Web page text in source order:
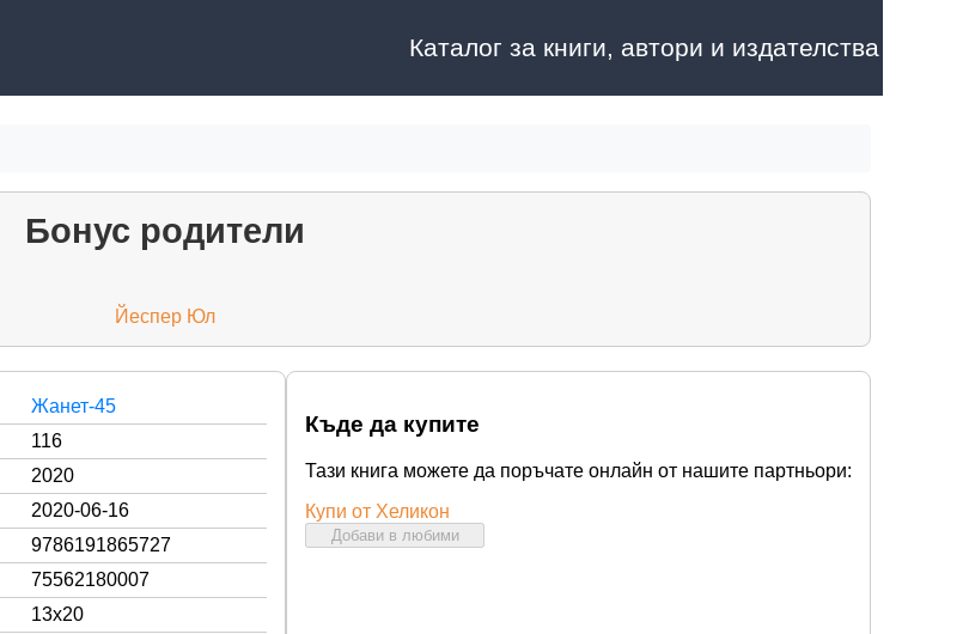
Каталог за книги, автори и издателства
Бонус родители
Йеспер Юл
Жанет-45
116
2020
2020-06-16
9786191865727
75562180007
13x20
Къде да купите
Тази книга можете да поръчате онлайн от нашите партньори:
Купи от Хеликон
Добави в любими